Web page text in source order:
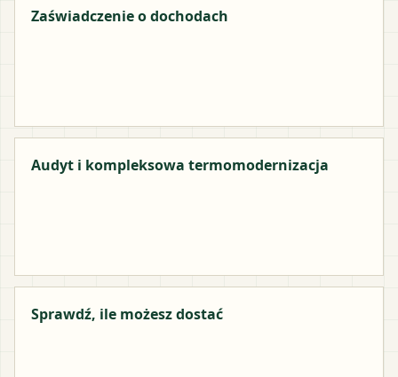
Zaświadczenie o dochodach
Audyt i kompleksowa termomodernizacja
Sprawdź, ile możesz dostać